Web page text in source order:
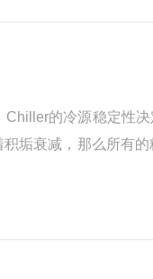
的冷源稳定性
垢衰减，那么所有